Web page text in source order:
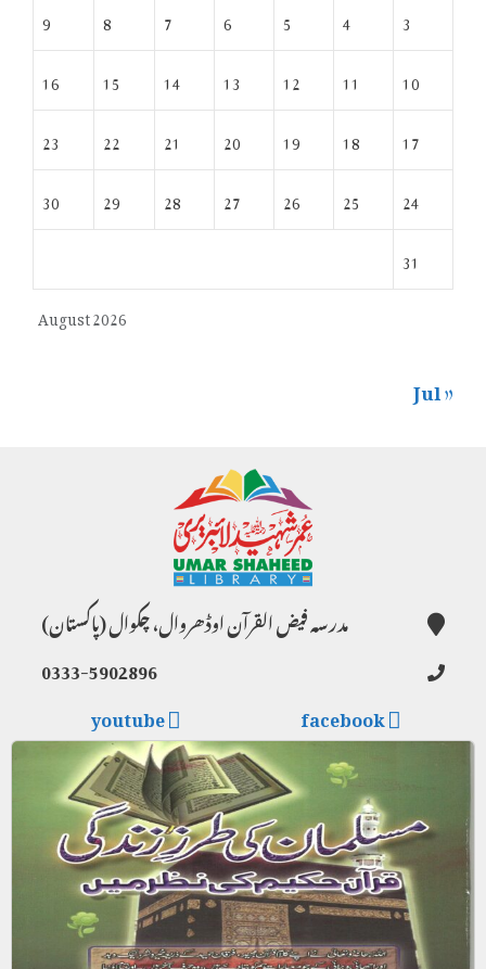
August 2026
3
4
5
6
7
8
9
10
11
12
13
14
15
16
17
18
19
20
21
22
23
24
25
26
27
28
29
30
31
« Jul
مدرسہ فیض القرآن اوڈھروال، چکوال (پاکستان)
0333-5902896
facebook
youtube